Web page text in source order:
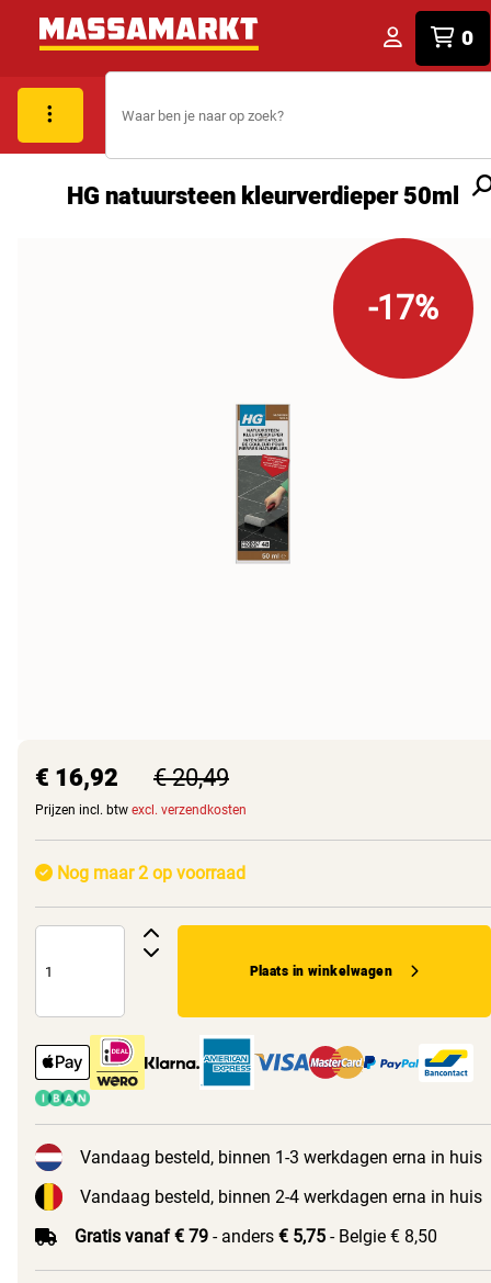
0
HG natuursteen kleurverdieper 50ml
-17%
€ 16,92 € 20,49
Prijzen incl. btw excl. verzendkosten
Nog maar 2 op voorraad
Plaats in winkelwagen
Vandaag besteld, binnen 1-3 werkdagen erna in huis
Vandaag besteld, binnen 2-4 werkdagen erna in huis
Gratis vanaf € 79 - anders € 5,75 - Belgie € 8,50